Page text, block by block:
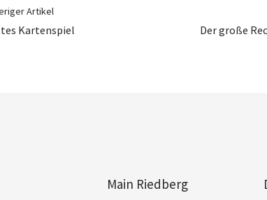
Artikel
Kartenspiel
Der große
Main Riedberg